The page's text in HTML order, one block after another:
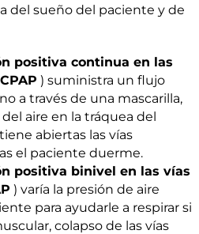
del sueño del paciente y de
positiva continua en las
) suministra un flujo
a través de una mascarilla,
aire en la tráquea del
abiertas las vías
el paciente duerme.
positiva binivel en las vías
) varía la presión de aire
para ayudarle a respirar si
colapso de las vías